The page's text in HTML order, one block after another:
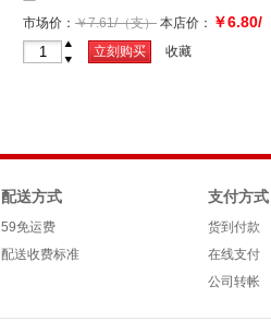
市场价： ￥7.61/（支） 本店价： ￥6.80/
（支）
-
立刻购买 收藏
配送方式
59免运费
配送收费标准
支付方式
货到付款
在线支付
公司转帐